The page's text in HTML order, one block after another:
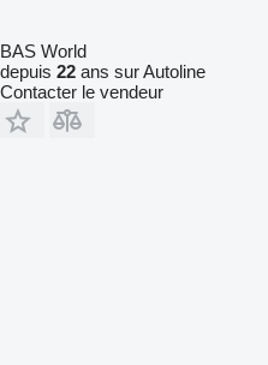
BAS World
depuis 22 ans sur Autoline
Contacter le vendeur